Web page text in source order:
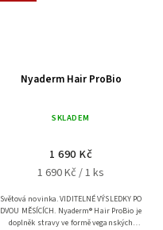
Nyaderm Hair ProBio
SKLADEM
1 690 Kč
1 690 Kč / 1 ks
Světová novinka. VIDITELNÉ VÝSLEDKY PO
DVOU MĚSÍCÍCH. Nyaderm® Hair ProBio je
doplněk stravy ve formě veganských